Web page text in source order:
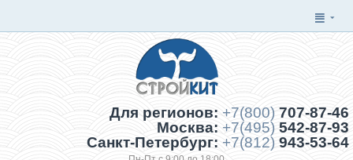
Для регионов: +7(800) 707-87-46
Москва: +7(495) 542-87-93
Санкт-Петербург: +7(812) 943-53-64